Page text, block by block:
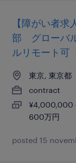
【障がい者
部 グローバ
ルリモート可
東京, 東京都
contract
¥4,000,000
600万円
posted 15